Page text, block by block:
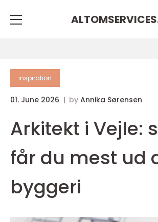
inspiration
01. June 2026 by Annika Sørensen
Arkitekt i Vejle:
får du mest ud
byggeri